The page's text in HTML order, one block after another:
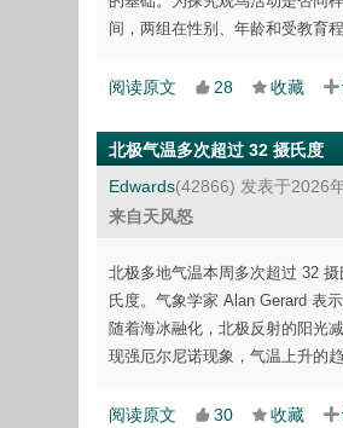
间，两组在性别、年龄和受教育
阅读原文 28 收藏
北极气温多次超过 32 摄氏度
Edwards(42866) 发表于2026
来自天风怒
北极多地气温本周多次超过 32
氏度。气象学家 Alan Gerard 表
随着海冰融化，北极反射的阳光
现强厄尔尼诺现象，气温上升的
阅读原文 30 收藏